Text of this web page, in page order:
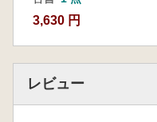
3,630 円
レビュー